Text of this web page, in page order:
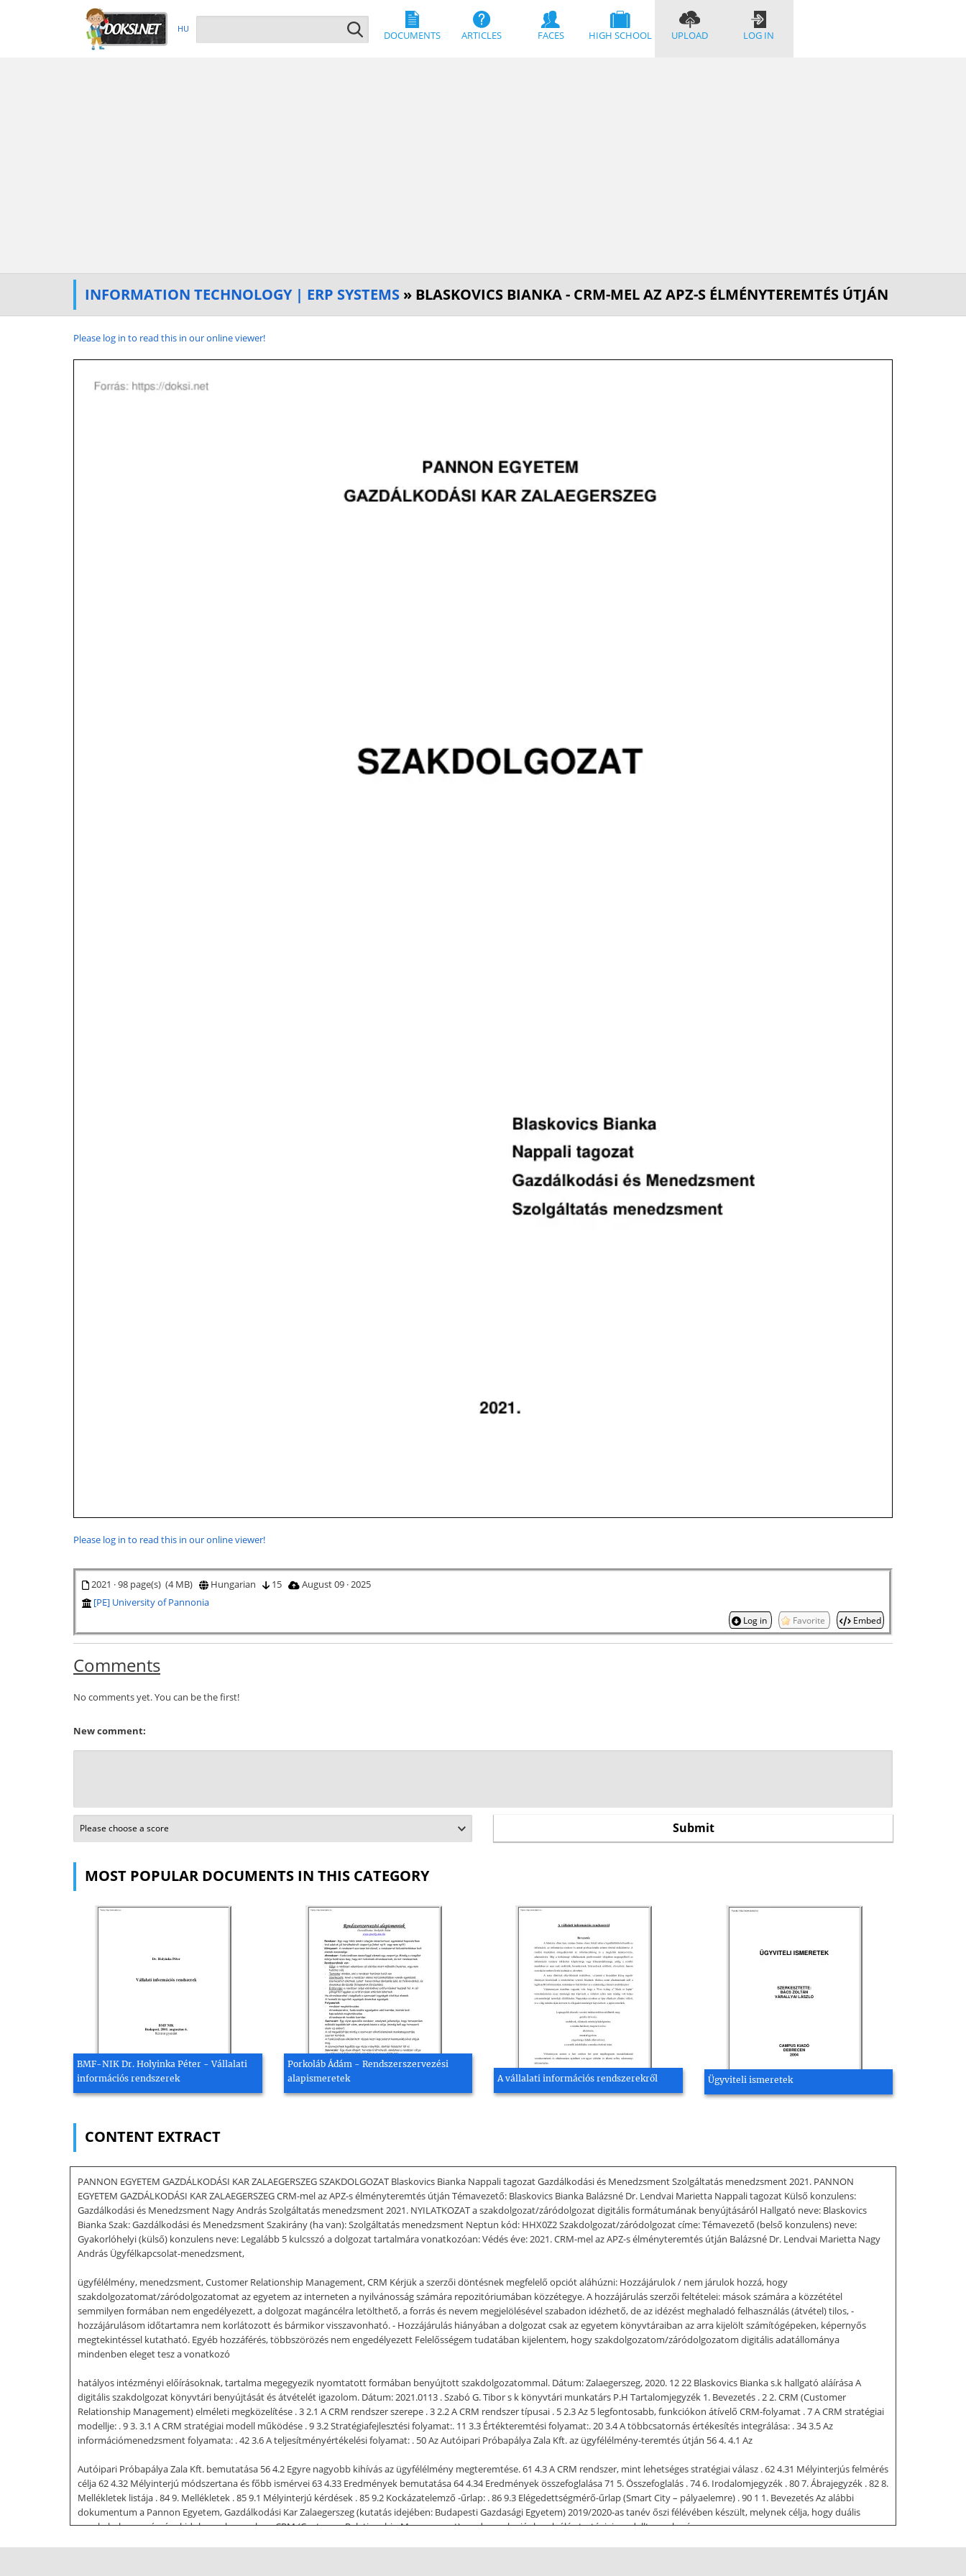
HU
DOCUMENTS ARTICLES FACES HIGH SCHOOL UPLOAD LOG IN
INFORMATION TECHNOLOGY | ERP SYSTEMS » BLASKOVICS BIANKA - CRM-MEL AZ APZ-S ÉLMÉNYTEREMTÉS ÚTJÁN
Please log in to read this in our online viewer!
Please log in to read this in our online viewer!
2021 · 98 page(s) (4 MB) Hungarian 15
August 09 · 2025
[PE] University of Pannonia
Log in Favorite Embed
Comments
No comments yet. You can be the first!
New comment:
MOST POPULAR DOCUMENTS IN THIS CATEGORY
BMF-NIK Dr. Holyinka Péter - Vállalati
információs rendszerek
Porkoláb Ádám - Rendszerszervezési
alapismeretek
A vállalati információs rendszerekről Ügyviteli ismeretek
CONTENT EXTRACT
PANNON EGYETEM GAZDÁLKODÁSI KAR ZALAEGERSZEG SZAKDOLGOZAT Blaskovics Bianka Nappali tagozat Gazdálkodási és Menedzsment Szolgáltatás menedzsment 2021. PANNON
EGYETEM GAZDÁLKODÁSI KAR ZALAEGERSZEG CRM-mel az APZ-s élményteremtés útján Témavezető: Blaskovics Bianka Balázsné Dr. Lendvai Marietta Nappali tagozat Külső konzulens:
Gazdálkodási és Menedzsment Nagy András Szolgáltatás menedzsment 2021. NYILATKOZAT a szakdolgozat/záródolgozat digitális formátumának benyújtásáról Hallgató neve: Blaskovics
Bianka Szak: Gazdálkodási és Menedzsment Szakirány (ha van): Szolgáltatás menedzsment Neptun kód: HHX0Z2 Szakdolgozat/záródolgozat címe: Témavezető (belső konzulens) neve:
Gyakorlóhelyi (külső) konzulens neve: Legalább 5 kulcsszó a dolgozat tartalmára vonatkozóan: Védés éve: 2021. CRM-mel az APZ-s élményteremtés útján Balázsné Dr. Lendvai Marietta Nagy
András Ügyfélkapcsolat-menedzsment,
ügyfélélmény, menedzsment, Customer Relationship Management, CRM Kérjük a szerzői döntésnek megfelelő opciót aláhúzni: Hozzájárulok / nem járulok hozzá, hogy
szakdolgozatomat/záródolgozatomat az egyetem az interneten a nyilvánosság számára repozitóriumában közzétegye. A hozzájárulás szerzői feltételei: mások számára a közzététel
semmilyen formában nem engedélyezett, a dolgozat magáncélra letölthető, a forrás és nevem megjelölésével szabadon idézhető, de az idézést meghaladó felhasználás (átvétel) tilos, -
hozzájárulásom időtartamra nem korlátozott és bármikor visszavonható. - Hozzájárulás hiányában a dolgozat csak az egyetem könyvtáraiban az arra kijelölt számítógépeken, képernyős
megtekintéssel kutatható. Egyéb hozzáférés, többszörözés nem engedélyezett Felelősségem tudatában kijelentem, hogy szakdolgozatom/záródolgozatom digitális adatállománya
mindenben eleget tesz a vonatkozó
hatályos intézményi előírásoknak, tartalma megegyezik nyomtatott formában benyújtott szakdolgozatommal. Dátum: Zalaegerszeg, 2020. 12 22 Blaskovics Bianka s.k hallgató aláírása A
digitális szakdolgozat könyvtári benyújtását és átvételét igazolom. Dátum: 2021.0113 . Szabó G. Tibor s k könyvtári munkatárs P.H Tartalomjegyzék 1. Bevezetés . 2 2. CRM (Customer
Relationship Management) elméleti megközelítése . 3 2.1 A CRM rendszer szerepe . 3 2.2 A CRM rendszer típusai . 5 2.3 Az 5 legfontosabb, funkciókon átívelő CRM-folyamat . 7 A CRM stratégiai
modellje: . 9 3. 3.1 A CRM stratégiai modell működése . 9 3.2 Stratégiafejlesztési folyamat:. 11 3.3 Értékteremtési folyamat:. 20 3.4 A többcsatornás értékesítés integrálása: . 34 3.5 Az
információmenedzsment folyamata: . 42 3.6 A teljesítményértékelési folyamat: . 50 Az Autóipari Próbapálya Zala Kft. az ügyfélélmény-teremtés útján 56 4. 4.1 Az
Autóipari Próbapálya Zala Kft. bemutatása 56 4.2 Egyre nagyobb kihívás az ügyfélélmény megteremtése. 61 4.3 A CRM rendszer, mint lehetséges stratégiai válasz . 62 4.31 Mélyinterjús felmérés
célja 62 4.32 Mélyinterjú módszertana és főbb ismérvei 63 4.33 Eredmények bemutatása 64 4.34 Eredmények összefoglalása 71 5. Összefoglalás . 74 6. Irodalomjegyzék . 80 7. Ábrajegyzék . 82 8.
Mellékletek listája . 84 9. Mellékletek . 85 9.1 Mélyinterjú kérdések . 85 9.2 Kockázatelemző -űrlap: . 86 9.3 Elégedettségmérő-űrlap (Smart City – pályaelemre) . 90 1 1. Bevezetés Az alábbi
dokumentum a Pannon Egyetem, Gazdálkodási Kar Zalaegerszeg (kutatás idejében: Budapesti Gazdasági Egyetem) 2019/2020-as tanév őszi félévében készült, melynek célja, hogy duális
munkahelyem számára kidolgozzak egy olyan CRM (Customer Relationship Management) rendszer alapjául szolgáló stratégiai modellt, amely cégem